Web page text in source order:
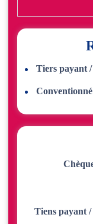
Tiers payant /
Tiens payant /